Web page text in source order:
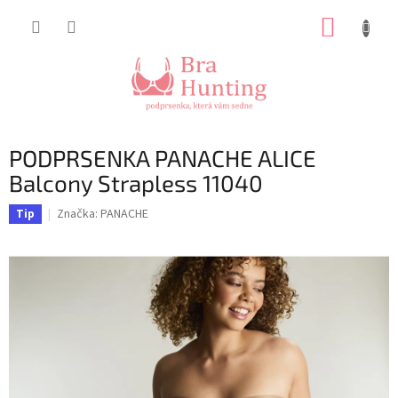
PODPRSENKA PANACHE ALICE
Balcony Strapless 11040
Tip Značka: PANACHE